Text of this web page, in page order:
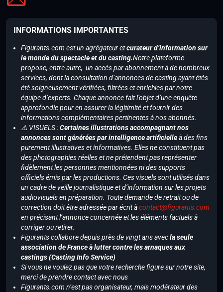
INFORMATIONS IMPORTANTES
Figurants.com est un agrégateur etcurateur d’information sur
le monde du spectacle et du casting.Notre plateforme
propose, entre autre, un accès par abonnement à de nombreux
services, dont la consultation d’annonces de casting ayant étés
été soigneusement vérifiées, filtrées et enrichies par notre
équipe d’experts. Chaque annonce fait l’objet d’une enquête
approfondie pour en assurer la légitimité et fournir des
informations complémentaires pertinentes à nos abonnés.
⚠️ VISUELS :Certaines illustrations accompagnant nos
annonces sont générées par intelligence artificielleà des fins
purement illustratives et informatives. Elles ne constituent pas
des photographies réelles et ne prétendent pas représenter
fidèlement les personnes mentionnées ni des supports
officiels émis par les productions. Ces visuels sont utilisés dans
un cadre de veille journalistique et d’information sur les projets
audiovisuels en préparation. Toute demande de retrait ou de
correction doit être adressée par écrit àcontact@figurants.com
en précisant l’annonce concernée et les éléments factuels à
corriger ou retirer.
Figurants collabore depuis près de vingt ans avecla seule
association de France à lutter contre les arnaques aux
castings (Casting Info Service)
Si vous ne voulez pas que votre recherche figure sur notre site,
merci de prendre contact avec nous
Figurants.com n’est pas organisateur, mais modérateur des